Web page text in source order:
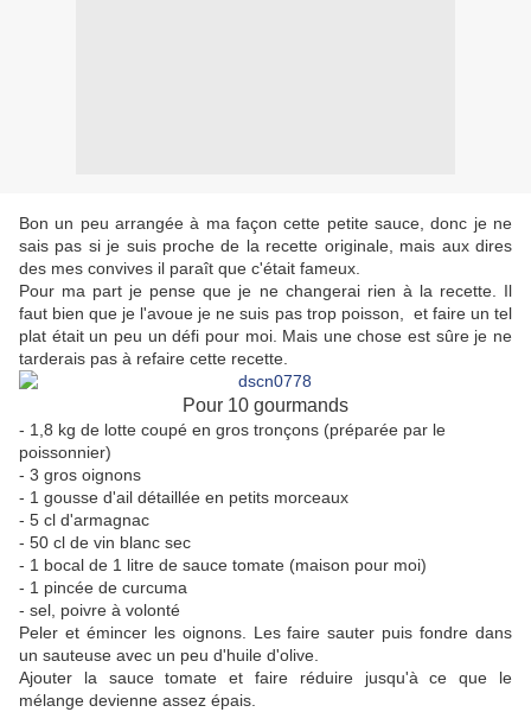
Bon un peu arrangée à ma façon cette petite sauce, donc je ne
sais pas si je suis proche de la recette originale, mais aux dires
des mes convives il paraît que c'était fameux.
Pour ma part je pense que je ne changerai rien à la recette. Il
faut bien que je l'avoue je ne suis pas trop poisson, et faire un tel
plat était un peu un défi pour moi. Mais une chose est sûre je ne
tarderais pas à refaire cette recette.
Pour 10 gourmands
- 1,8 kg de lotte coupé en gros tronçons (préparée par le
poissonnier)
- 3 gros oignons
- 1 gousse d'ail détaillée en petits morceaux
- 5 cl d'armagnac
- 50 cl de vin blanc sec
- 1 bocal de 1 litre de sauce tomate (maison pour moi)
- 1 pincée de curcuma
- sel, poivre à volonté
Peler et émincer les oignons. Les faire sauter puis fondre dans
un sauteuse avec un peu d'huile d'olive.
Ajouter la sauce tomate et faire réduire jusqu'à ce que le
mélange devienne assez épais.